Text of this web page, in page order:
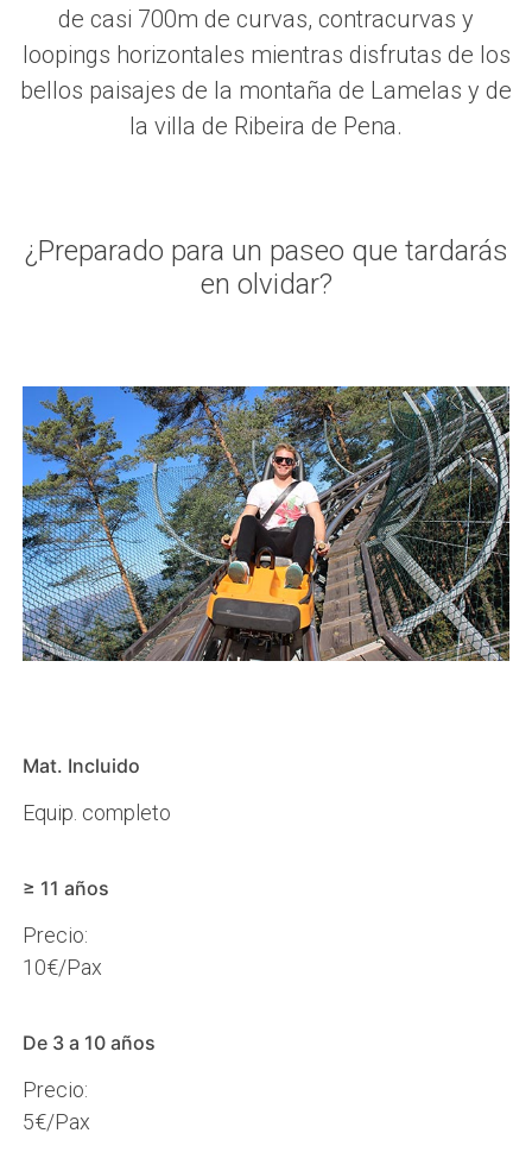
de casi 700m de curvas, contracurvas y
loopings horizontales mientras disfrutas de los
bellos paisajes de la montaña de Lamelas y de
la villa de Ribeira de Pena.
¿Preparado para un paseo que tardarás
en olvidar?
Mat. Incluido
Equip. completo
≥ 11 años
Precio:
10€/Pax
De 3 a 10 años
Precio:
5€/Pax